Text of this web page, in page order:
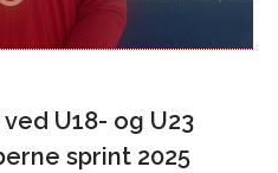
U18- og U23
sprint 2025